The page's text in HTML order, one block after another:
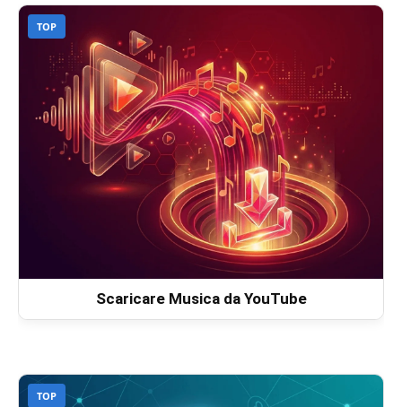
TOP
Scaricare Musica da YouTube
TOP